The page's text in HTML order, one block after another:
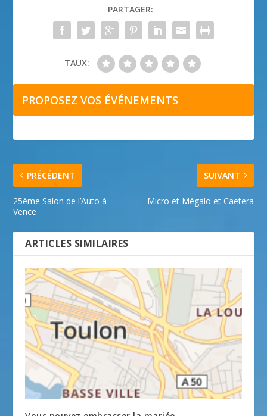
PARTAGER:
TAUX:
PROPOSEZ VOS ÉVÉNEMENTS
PRÉCÉDENT
25ème Salon de l’Auto à
Vence
SUIVANT
Micro et Mégalo et Caetera
ARTICLES SIMILAIRES